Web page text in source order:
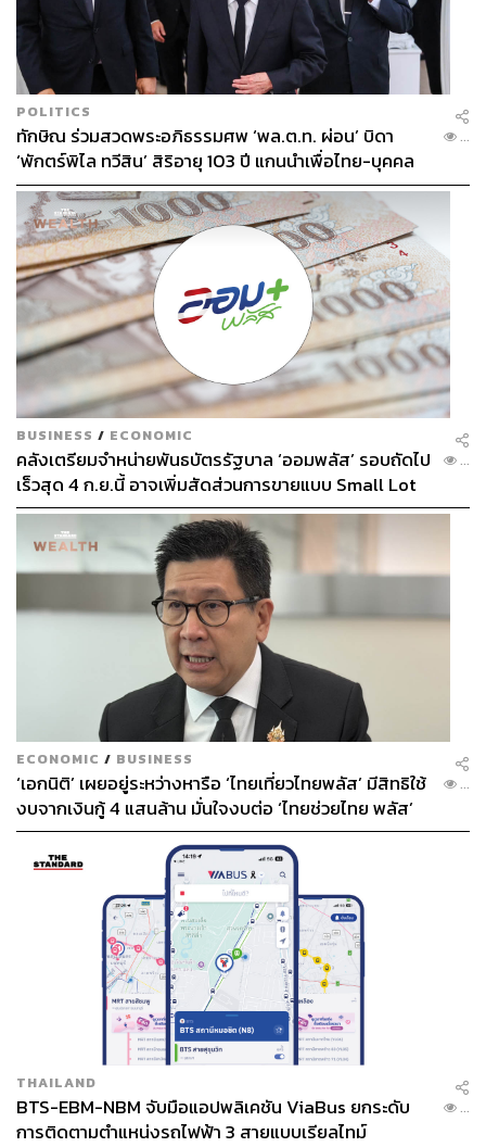
POLITICS
ทักษิณ ร่วมสวดพระอภิธรรมศพ ‘พล.ต.ท. ผ่อน’ บิดา
‘พักตร์พิไล ทวีสิน’ สิริอายุ 103 ปี แกนนำเพื่อไทย-บุคคล
หลากวงการร่วมอาลัย
...
BUSINESS / ECONOMIC
คลังเตรียมจำหน่ายพันธบัตรรัฐบาล ‘ออมพลัส’ รอบถัดไป
เร็วสุด 4 ก.ย.นี้ อาจเพิ่มสัดส่วนการขายแบบ Small Lot
First มากขึ้น
...
ECONOMIC / BUSINESS
‘เอกนิติ’ เผยอยู่ระหว่างหารือ ‘ไทยเที่ยวไทยพลัส’ มีสิทธิใช้
งบจากเงินกู้ 4 แสนล้าน มั่นใจงบต่อ ‘ไทยช่วยไทย พลัส’
เฟส 2 มีเพียงพอ
...
THAILAND
BTS-EBM-NBM จับมือแอปพลิเคชัน ViaBus ยกระดับ
การติดตามตำแหน่งรถไฟฟ้า 3 สายแบบเรียลไทม์
...